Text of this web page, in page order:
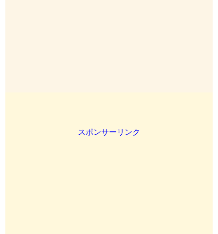
スポンサーリンク